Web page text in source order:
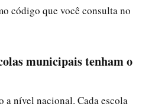
código que você consulta no
municipais tenham o
a nível nacional. Cada escola